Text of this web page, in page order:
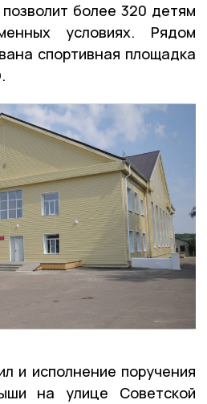
более 320 детям
условиях. Рядом
спортивная площадка
и исполнение поручения
на улице Советской